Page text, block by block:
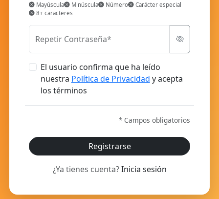
Mayúscula Minúscula Número
Carácter especial
8+ caracteres
Repetir Contraseña*
El usuario confirma que ha leído
nuestra Política de Privacidad y acepta
los términos
* Campos obligatorios
Registrarse
¿Ya tienes cuenta? Inicia sesión